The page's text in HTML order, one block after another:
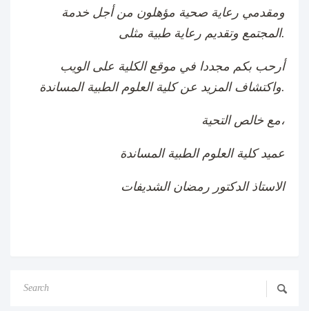
ومقدمي رعاية صحية مؤهلون من أجل خدمة
المجتمع وتقديم رعاية طبية مثلى.
أرحب بكم مجددا في موقع الكلية على الويب
واكتشاف المزيد عن كلية العلوم الطبية المساندة.
مع خالص التحية،
عميد كلية العلوم الطبية المساندة
الاستاذ الدكتور رمضان الشديفات